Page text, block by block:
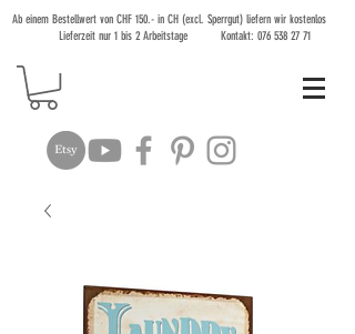
Ab einem Bestellwert von CHF 150.- in CH (excl. Sperrgut) liefern wir kostenlos
Lieferzeit nur 1 bis 2 Arbeitstage Kontakt: 076 538 27 71